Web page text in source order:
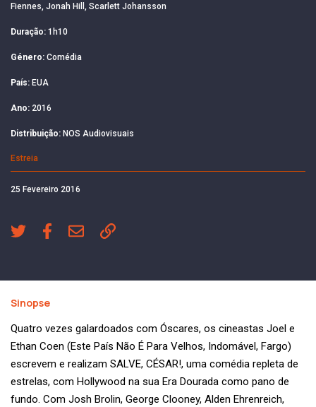
Fiennes, Jonah Hill, Scarlett Johansson
Duração: 1h10
Género: Comédia
País: EUA
Ano: 2016
Distribuição: NOS Audiovisuais
Estreia
25 Fevereiro 2016
Sinopse
Quatro vezes galardoados com Óscares, os cineastas Joel e
Ethan Coen (Este País Não É Para Velhos, Indomável, Fargo)
escrevem e realizam SALVE, CÉSAR!, uma comédia repleta de
estrelas, com Hollywood na sua Era Dourada como pano de
fundo. Com Josh Brolin, George Clooney, Alden Ehrenreich,